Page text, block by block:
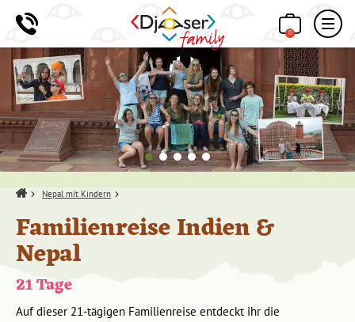
0
Home Nepal mit Kindern
Familienreise Indien &
Nepal
21 Tage
Auf dieser 21-tägigen Familienreise entdeckt ihr die